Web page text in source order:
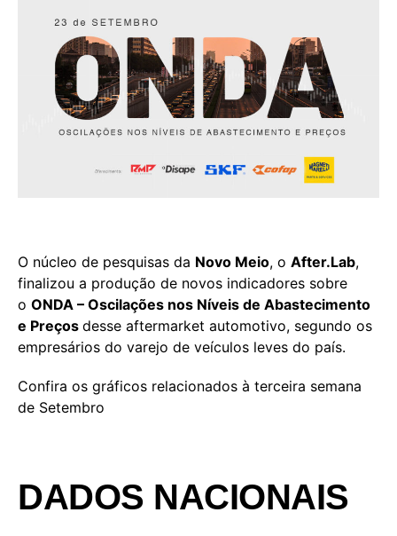
O núcleo de pesquisas da Novo Meio, o After.Lab,
finalizou a produção de novos indicadores sobre
o ONDA – Oscilações nos Níveis de Abastecimento
e Preços desse aftermarket automotivo, segundo os
empresários do varejo de veículos leves do país.
Confira os gráficos relacionados à terceira semana
de Setembro
DADOS NACIONAIS